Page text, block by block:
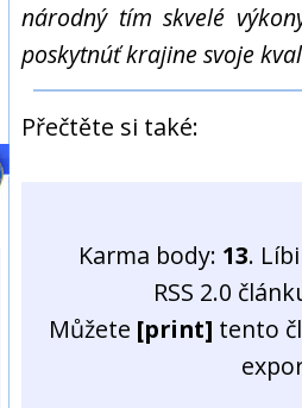
národný tím skvelé
poskytnúť krajine svoje
Přečtěte si také:
Karma body: 13.
RSS 2.0
Můžete [print] tento